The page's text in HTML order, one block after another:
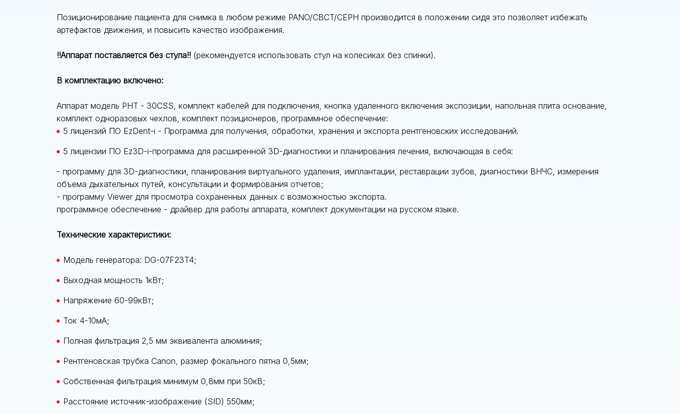
Позиционирование пациента для снимка в любом режиме PANO/CBCT/CEPH производится в положении сидя это позволяет избежать
артефактов движения, и повысить качество изображения.
!!Аппарат поставляется без стула!! (рекомендуется использовать стул на колесиках без спинки).
В комплектацию включено:
Аппарат модель PHT - 30CSS, комплект кабелей для подключения, кнопка удаленного включения экспозиции, напольная плита основание,
комплект одноразовых чехлов, комплект позиционеров, программное обеспечение:
5 лицензий ПО EzDent-i - Программа для получения, обработки, хранения и экспорта рентгеновских исследований.
5 лицензии ПО Ez3D-i-программа для расширенной 3D-диагностики и планирования лечения, включающая в себя:
- программу для 3D-диагностики, планирования виртуального удаления, имплантации, реставрации зубов, диагностики ВНЧС, измерения
объема дыхательных путей, консультации и формирования отчетов;
- программу Viewer для просмотра сохраненных данных с возможностью экспорта.
программное обеспечение - драйвер для работы аппарата, комплект документации на русском языке.
Технические характеристики:
Модель генератора: DG-07F23T4;
Выходная мощность 1кВт;
Напряжение 60-99кВт;
Ток 4-10мА;
Полная фильтрация 2,5 мм эквивалента алюминия;
Рентгеновская трубка Canon, размер фокального пятна 0,5мм;
Собственная фильтрация минимум 0,8мм при 50кВ;
Расстояние источник-изображение (SID) 550мм;